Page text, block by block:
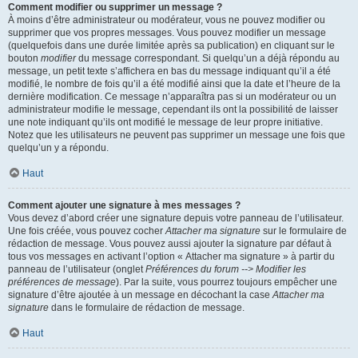
Comment modifier ou supprimer un message ?
À moins d’être administrateur ou modérateur, vous ne pouvez modifier ou
supprimer que vos propres messages. Vous pouvez modifier un message
(quelquefois dans une durée limitée après sa publication) en cliquant sur le
bouton modifierdu message correspondant. Si quelqu’un a déjà répondu au
message, un petit texte s’affichera en bas du message indiquant qu’il a été
modifié, le nombre de fois qu’il a été modifié ainsi que la date et l’heure de la
dernière modification. Ce message n’apparaîtra pas si un modérateur ou un
administrateur modifie le message, cependant ils ont la possibilité de laisser
une note indiquant qu’ils ont modifié le message de leur propre initiative.
Notez que les utilisateurs ne peuvent pas supprimer un message une fois que
quelqu’un y a répondu.
Haut
Comment ajouter une signature à mes messages ?
Vous devez d’abord créer une signature depuis votre panneau de l’utilisateur.
Une fois créée, vous pouvez cocherAttacher ma signature sur le formulaire de
rédaction de message. Vous pouvez aussi ajouter la signature par défaut à
tous vos messages en activant l’option « Attacher ma signature » à partir du
panneau de l’utilisateur (ongletPréférences du forum --> Modifier les
préférences de message). Par la suite, vous pourrez toujours empêcher une
signature d’être ajoutée à un message en décochant la caseAttacher ma
signature dans le formulaire de rédaction de message.
Haut